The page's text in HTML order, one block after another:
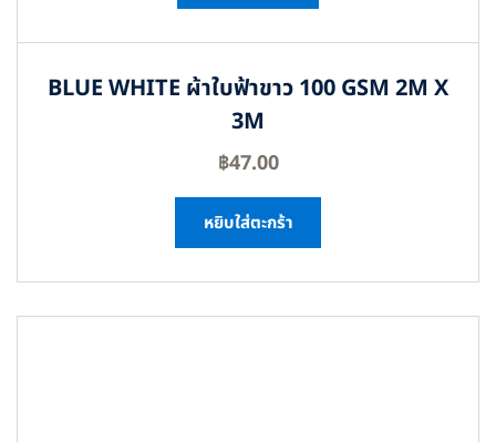
BLUE WHITE ผ้าใบฟ้าขาว 100 GSM 2M X
3M
฿47.00
หยิบใส่ตะกร้า